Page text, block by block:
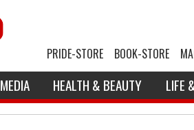
PRIDE-STORE BOOK-STORE
MEDIA HEALTH & BEAUTY LIFE